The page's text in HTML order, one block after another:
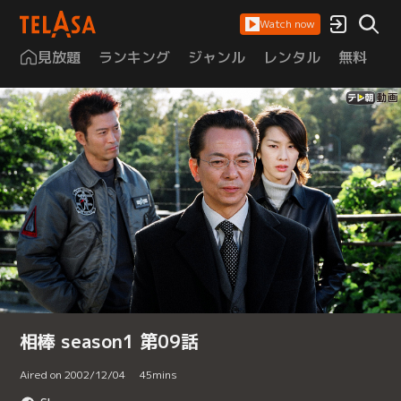
Watch now
見放題 ランキング ジャンル レンタル 無料
相棒 season1 第09話
Aired on 2002/12/04 45mins